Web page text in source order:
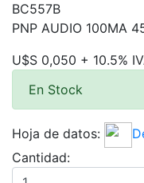
BC557B
PNP AUDIO 100MA
U$S 0,050 + 10.5%
En Stock
Hoja de datos:
Cantidad: